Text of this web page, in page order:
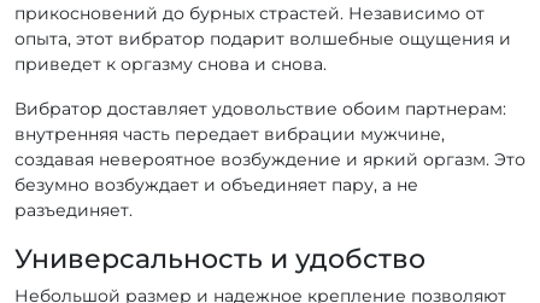
прикосновений до бурных страстей. Независимо от
опыта, этот вибратор подарит волшебные ощущения и
приведет к оргазму снова и снова.
Вибратор доставляет удовольствие обоим партнерам:
внутренняя часть передает вибрации мужчине,
создавая невероятное возбуждение и яркий оргазм. Это
безумно возбуждает и объединяет пару, а не
разъединяет.
Универсальность и удобство
Небольшой размер и надежное крепление позволяют